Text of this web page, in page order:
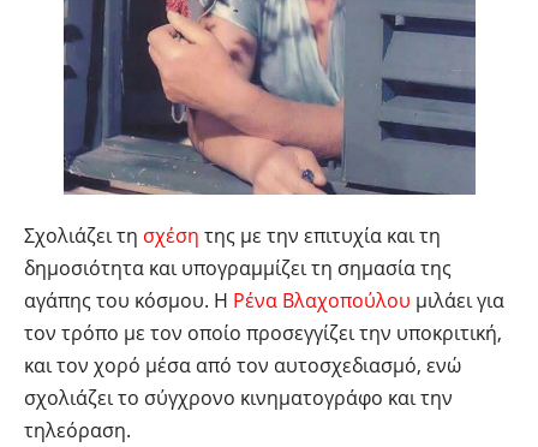
Σχολιάζει τη σχέση της με την επιτυχία και τη
δημοσιότητα και υπογραμμίζει τη σημασία της
αγάπης του κόσμου. Η Ρένα Βλαχοπούλου μιλάει για
τον τρόπο με τον οποίο προσεγγίζει την υποκριτική,
και τον χορό μέσα από τον αυτοσχεδιασμό, ενώ
σχολιάζει το σύγχρονο κινηματογράφο και την
τηλεόραση.